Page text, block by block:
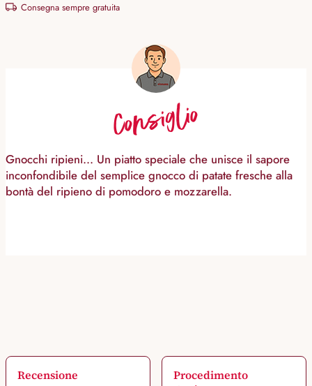
Consegna sempre gratuita
Consiglio
Gnocchi ripieni... Un piatto speciale che unisce il sapore
inconfondibile del semplice gnocco di patate fresche alla
bontà del ripieno di pomodoro e mozzarella.
Recensione Procedimento